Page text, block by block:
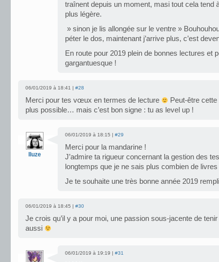
traînent depuis un moment, masi tout cela tend
plus légère.
» sinon je lis allongée sur le ventre »
péter le dos, maintenant j’arrive plus, c’est
En route pour 2019 plein de bonnes lectures et
gargantuesque !
06/01/2019 à 18:41 | #28
Merci pour tes vœux en termes de lecture
Peut-être cette
plus possible… mais c’est bon signe : tu as level up !
Iluze
06/01/2019 à 18:15 | #29
Merci pour la mandarine !
J’admire ta rigueur concernant la gestion des
longtemps que je ne sais plus combien de
Je te souhaite une très bonne année 2019
06/01/2019 à 18:45 | #30
Je crois qu’il y a pour moi, une passion sous-jacente de
aussi
06/01/2019 à 19:19 | #31